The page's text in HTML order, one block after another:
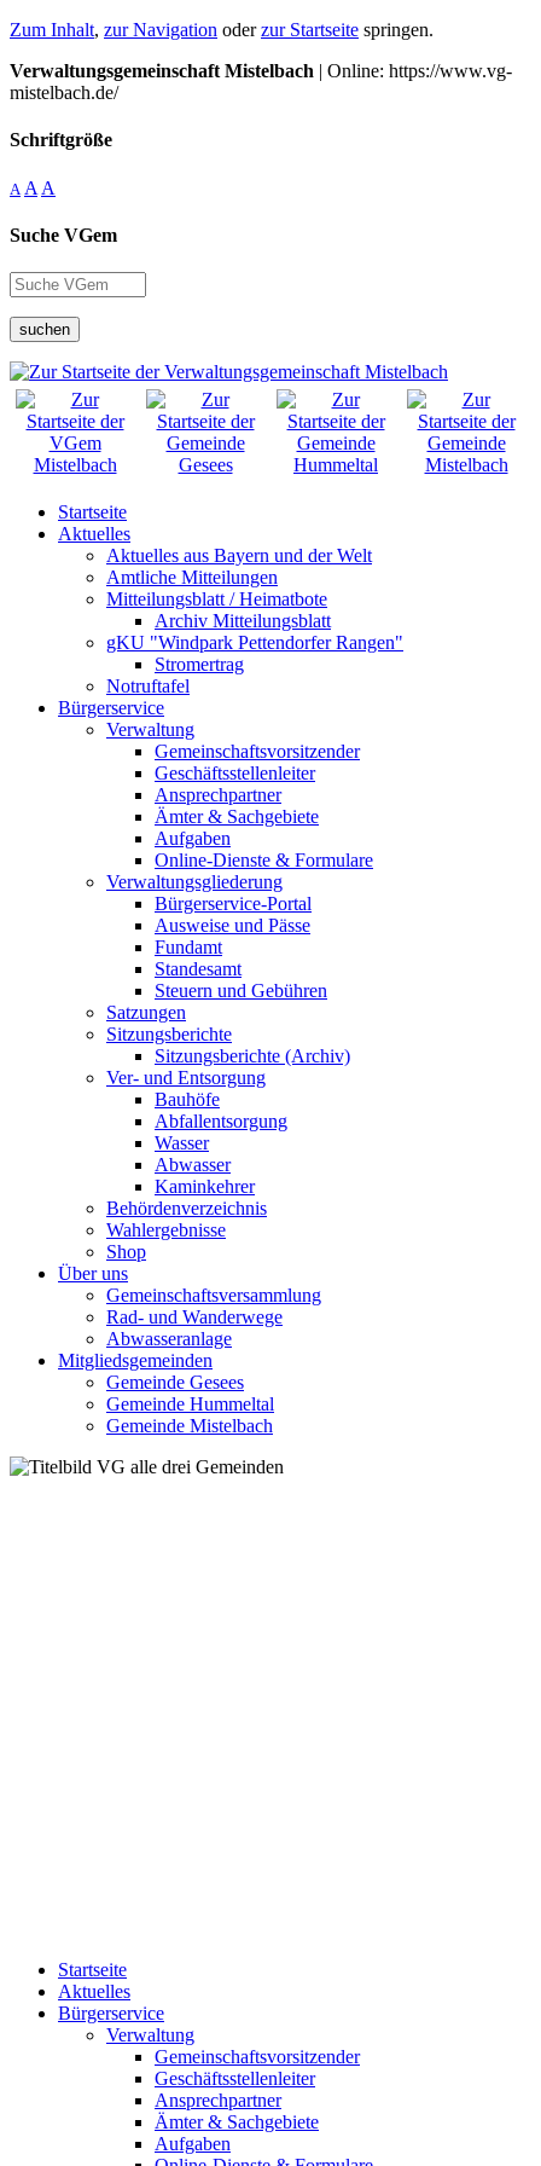
Zum Inhalt, zur Navigation oderzur Startseite springen.
Verwaltungsgemeinschaft Mistelbach | Online: https://www.vg-
mistelbach.de/
Schriftgröße
A A A
Suche VGem
suchen
Startseite
Aktuelles
Aktuelles aus Bayern und der Welt
Amtliche Mitteilungen
Mitteilungsblatt / Heimatbote
Archiv Mitteilungsblatt
gKU "Windpark Pettendorfer Rangen"
Stromertrag
Notruftafel
Bürgerservice
Verwaltung
Gemeinschaftsvorsitzender
Geschäftsstellenleiter
Ansprechpartner
Ämter & Sachgebiete
Aufgaben
Online-Dienste & Formulare
Verwaltungsgliederung
Bürgerservice-Portal
Ausweise und Pässe
Fundamt
Standesamt
Steuern und Gebühren
Satzungen
Sitzungsberichte
Sitzungsberichte (Archiv)
Ver- und Entsorgung
Bauhöfe
Abfallentsorgung
Wasser
Abwasser
Kaminkehrer
Behördenverzeichnis
Wahlergebnisse
Shop
Über uns
Gemeinschaftsversammlung
Rad- und Wanderwege
Abwasseranlage
Mitgliedsgemeinden
Gemeinde Gesees
Gemeinde Hummeltal
Gemeinde Mistelbach
Startseite
Aktuelles
Bürgerservice
Verwaltung
Gemeinschaftsvorsitzender
Geschäftsstellenleiter
Ansprechpartner
Ämter & Sachgebiete
Aufgaben